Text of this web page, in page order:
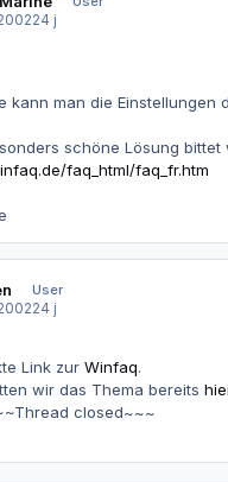
24 j
kann man die Einstellungen
schöne Lösung bittet
faq_html/faq_fr.htm
User
24 j
Link zur Winfaq.
wir das Thema bereits
closed~~~